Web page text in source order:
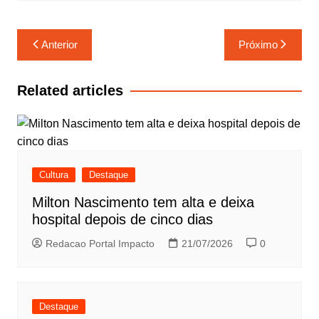
Navegação
de
Post
Anterior Próximo
Related articles
Cultura Destaque
Milton Nascimento tem alta e deixa
hospital depois de cinco dias
Redacao Portal Impacto 21/07/2026 0
Destaque